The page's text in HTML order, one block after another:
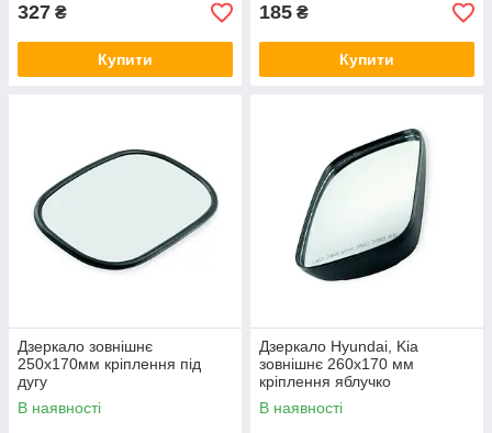
327 ₴
Купити
185 ₴
Купити
Дзеркало зовнішнє
250x170мм кріплення під
дугу
В наявності
Дзеркало Hyundai, Kia
зовнішнє 260x170 мм
кріплення яблучко
В наявності